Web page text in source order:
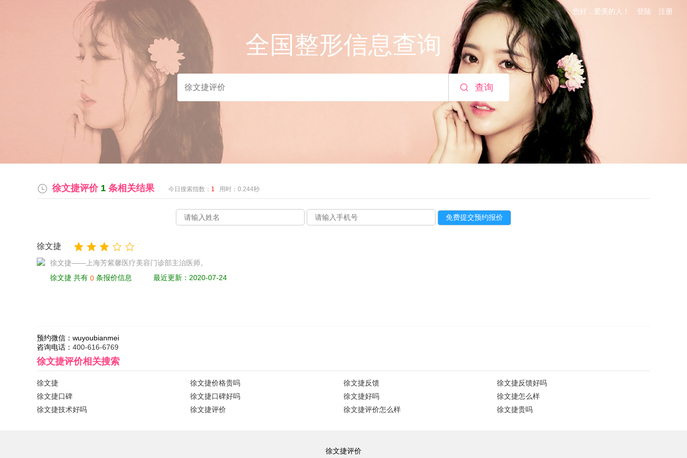
您好，爱美的人！ 登陆 注册
全国整形信息查询
查询
徐文捷评价 1 条相关结果 今日搜索指数： 1 用时：0.244秒
徐文捷
徐文捷——上海芳紫馨医疗美容门诊部主治医师。
徐文捷 共有 0 条报价信息 最近更新：2020-07-24
预约微信： wuyoubianmei
咨询电话： 400-616-6769
徐文捷评价相关搜索
徐文捷 徐文捷价格贵吗 徐文捷反馈
徐文捷反馈好吗
徐文捷口碑
徐文捷口碑好吗 徐文捷好吗
徐文捷怎么样
徐文捷技术好吗
徐文捷评价 徐文捷评价怎么样 徐文捷贵吗
徐文捷评价